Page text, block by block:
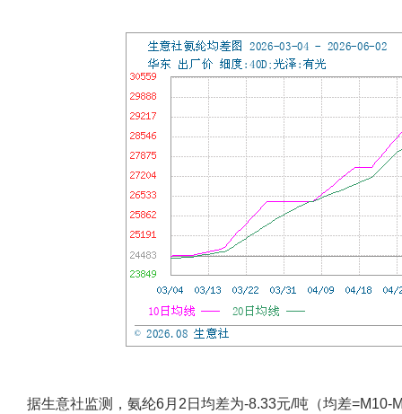
据生意社监测，氨纶6月2日均差为-8.33元/吨（均差=M10-